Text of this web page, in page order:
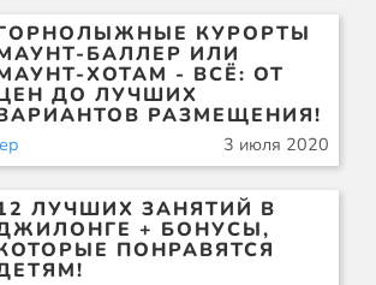
КУРОРТЫ
БАЛЛЕР ИЛИ
ХОТАМ - ВСЁ: ОТ
ДО ЛУЧШИХ
РАЗМЕЩЕНИЯ!
3 июля 2020
ЛУЧШИХ ЗАНЯТИЙ В
+ БОНУСЫ,
ПОНРАВЯТСЯ